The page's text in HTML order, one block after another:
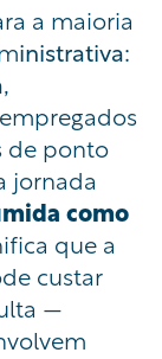
a maioria
inistrativa:
de ponto
jornada
como
que a
custar
—